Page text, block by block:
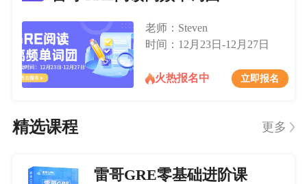
老师：Steven
时间：12月23日-12月27日
火热报名中 立即报名
精选课程 更多
雷哥GRE零基础进阶课